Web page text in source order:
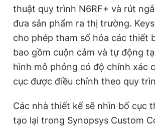
thuật quy trình N6RF+ và rút
đưa sản phẩm ra thị trường.
cho phép tham số hóa các thiết
bao gồm cuộn cảm và tự động
hình mô phỏng có độ chính xác
cục được điều chỉnh theo quy
Các nhà thiết kế sẽ nhìn bố cục
tạo lại trong Synopsys Custom